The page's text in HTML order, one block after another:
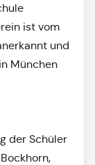
ist vom
und
München
der Schüler